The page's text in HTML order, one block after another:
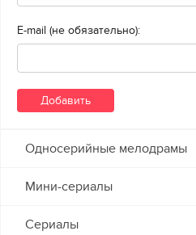
E-mail (не обязательно):
Односерийные мелодрамы
Мини-сериалы
Сериалы